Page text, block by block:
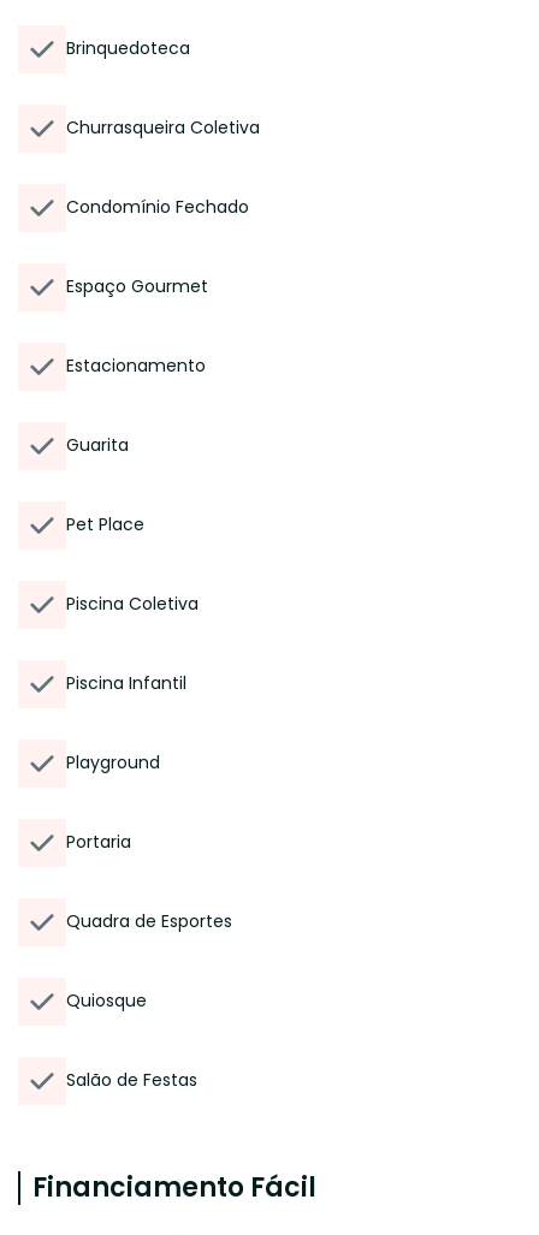
Brinquedoteca
Churrasqueira Coletiva
Condomínio Fechado
Espaço Gourmet
Estacionamento
Guarita
Pet Place
Piscina Coletiva
Piscina Infantil
Playground
Portaria
Quadra de Esportes
Quiosque
Salão de Festas
Financiamento Fácil